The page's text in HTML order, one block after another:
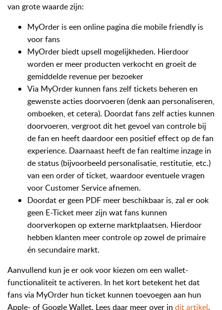
van grote waarde zijn:
MyOrder is een online pagina die mobile friendly is
voor fans
MyOrder biedt upsell mogelijkheden. Hierdoor
worden er meer producten verkocht en groeit de
gemiddelde revenue per bezoeker
Via MyOrder kunnen fans zelf tickets beheren en
gewenste acties doorvoeren (denk aan personaliseren,
omboeken, et cetera). Doordat fans zelf acties kunnen
doorvoeren, vergroot dit het gevoel van controle bij
de fan en heeft daardoor een positief effect op de fan
experience. Daarnaast heeft de fan realtime inzage in
de status (bijvoorbeeld personalisatie, restitutie, etc.)
van een order of ticket, waardoor eventuele vragen
voor Customer Service afnemen.
Doordat er geen PDF meer beschikbaar is, zal er ook
geen E-Ticket meer zijn wat fans kunnen
doorverkopen op externe marktplaatsen. Hierdoor
hebben klanten meer controle op zowel de primaire
én secundaire markt.
Aanvullend kun je er ook voor kiezen om een wallet-
functionaliteit te activeren. In het kort betekent het dat
fans via MyOrder hun ticket kunnen toevoegen aan hun
Apple- of Google Wallet. Lees daar meer over in dit artikel.